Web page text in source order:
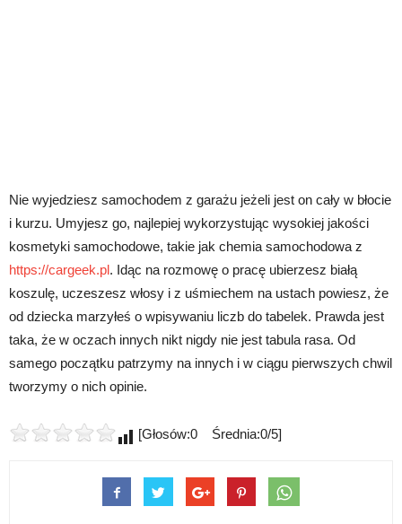
Nie wyjedziesz samochodem z garażu jeżeli jest on cały w błocie
i kurzu. Umyjesz go, najlepiej wykorzystując wysokiej jakości
kosmetyki samochodowe, takie jak chemia samochodowa z
https://cargeek.pl. Idąc na rozmowę o pracę ubierzesz białą
koszulę, uczeszesz włosy i z uśmiechem na ustach powiesz, że
od dziecka marzyłeś o wpisywaniu liczb do tabelek. Prawda jest
taka, że w oczach innych nikt nigdy nie jest tabula rasa. Od
samego początku patrzymy na innych i w ciągu pierwszych chwil
tworzymy o nich opinie.
[Głosów:0 Średnia:0/5]